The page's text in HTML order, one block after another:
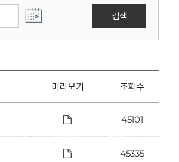
검색
미리보기 조회수
45101
45335